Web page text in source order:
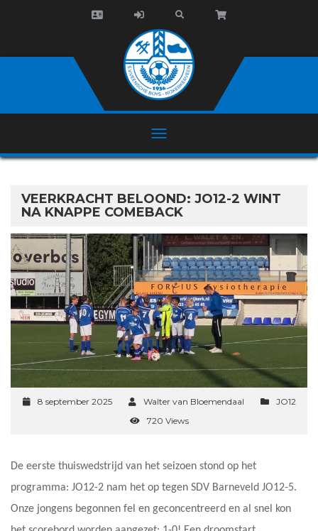
VEERKRACHT BELOOND: JO12-2 WINT
NA KNAPPE COMEBACK
8 september 2025 Walter van Bloemendaal
JO12
720 Views
De eerste thuiswedstrijd van het seizoen stond op het
programma: JO12-2 nam het op tegen SDV Barneveld JO12-5.
Onze jongens begonnen fel en geconcentreerd en al snel kon